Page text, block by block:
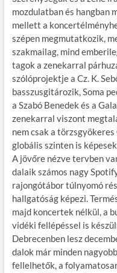
mozdulatban és hangban
mellett a
szépen megmutatkozik,
szakmailag, mind
tagok a zenekarral
szólóprojektje a Cz. K.
basszusgitározik, Soma
a Szabó Benedek és a
zenekarral viszont
nem csak a
globális szinten is
A jövőre nézve tervben
dalaik számos nagy
rajongótábor túlnyomó
hallgatóság képezi.
majd koncertek nélkül, a
vidéki fellépéssel is
Debrecenben lesz
dalok már minden
fellelhetők, a